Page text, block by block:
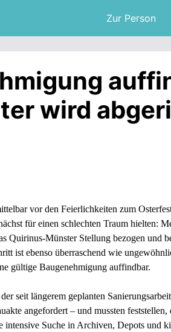
Zur Person
wird
vor den Feierlichkeiten zum
für einen schlechten Traum hielten:
Quirinus-Münster Stellung bezogen und
ist ebenso überraschend wie
gültige Baugenehmigung auffindbar.
seit längerem geplanten
angefordert – und mussten feststellen,
Suche in Archiven, Depots und